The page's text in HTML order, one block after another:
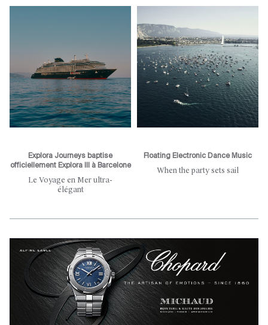
Explora Journeys baptise
officiellement Explora III à Barcelone
Le Voyage en Mer ultra-
élégant
Floating Electronic Dance Music
When the party sets sail